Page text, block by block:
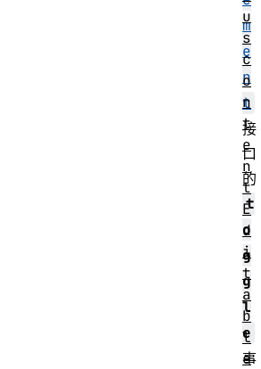
m
e
n
t
接
口
的
t
o
g
g
l
e
事
u
s
c
o
n
t
e
n
t
E
d
i
t
a
b
l
e